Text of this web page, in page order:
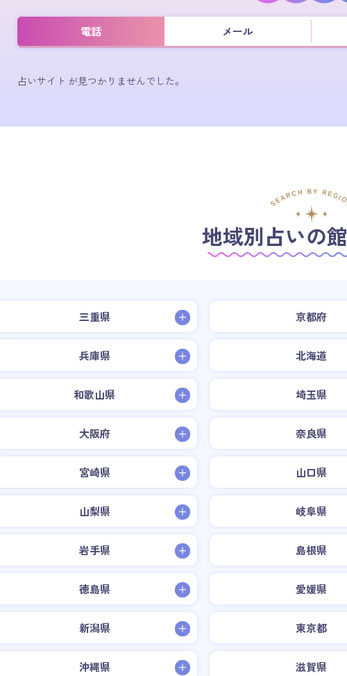
電話 メール
占いサイト が見つかりませんでした。
地域別占いの
三重県 京都府
兵庫県 北海道
和歌山県 埼玉県
大阪府 奈良県
宮崎県 山口県
山梨県 岐阜県
岩手県 島根県
徳島県 愛媛県
新潟県 東京都
沖縄県 滋賀県